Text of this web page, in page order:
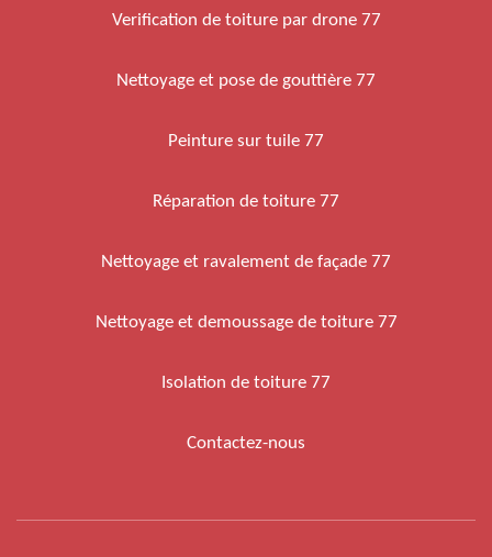
Verification de toiture par drone 77
Nettoyage et pose de gouttière 77
Peinture sur tuile 77
Réparation de toiture 77
Nettoyage et ravalement de façade 77
Nettoyage et demoussage de toiture 77
Isolation de toiture 77
Contactez-nous